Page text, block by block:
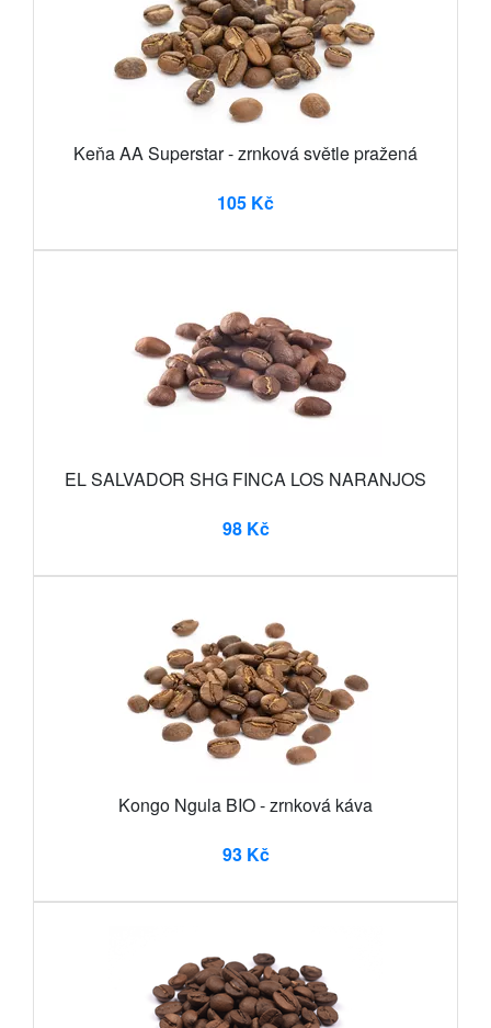
Keňa AA Superstar - zrnková světle pražená
105 Kč
EL SALVADOR SHG FINCA LOS NARANJOS
98 Kč
Kongo Ngula BIO - zrnková káva
93 Kč